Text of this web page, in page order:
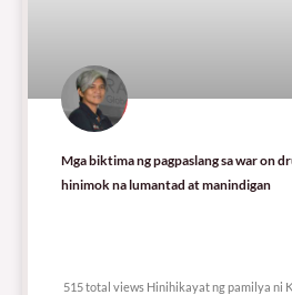
Mga biktima ng pagpaslang sa war on
hinimok na lumantad at manindigan
515 total views Hinihikayat ng pamilya ni